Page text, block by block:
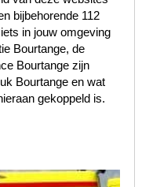
bijbehorende 112
in jouw omgeving
Bourtange, de
Bourtange zijn
Bourtange en wat
gekoppeld is.